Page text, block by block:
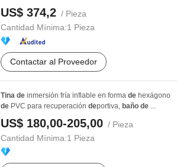
US$ 374,2 / Pieza
Cantidad Mínima:1 Pieza
Contactar al Proveedor
Tina de inmersión fría inflable en forma de hexágono
de PVC para recuperación deportiva, baño de ...
US$ 180,00-205,00 / Pieza
Cantidad Mínima:1 Pieza